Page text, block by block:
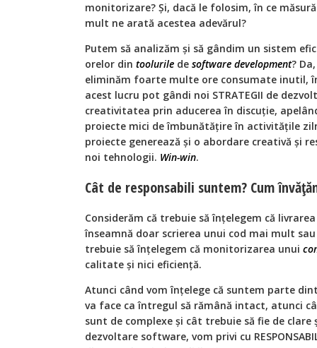
monitorizare? Și, dacă le folosim, în ce
mult ne arată acestea adevărul?
Putem să analizăm şi să gândim un sistem
orelor din toolurile de software development?
eliminăm foarte multe ore consumate inutil,
acest lucru pot gândi noi STRATEGII de
creativitatea prin aducerea în discuţie,
proiecte mici de îmbunătăţire în activităţile
proiecte generează şi o abordare creativă şi
noi tehnologii. Win-win.
Cât de responsabili suntem? Cum
Considerăm că trebuie să înţelegem că
înseamnă doar scrierea unui cod mai mult
trebuie să înţelegem că monitorizarea unui
calitate şi nici eficienţă.
Atunci când vom înţelege că suntem parte
va face ca întregul să rămână intact, atunci
sunt de complexe și cât trebuie să fie de
dezvoltare software, vom privi cu